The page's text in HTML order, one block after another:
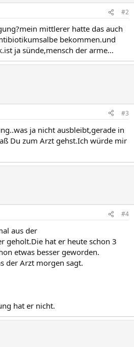
#2
mittlerer hatte das auch
bekommen.und
ja sünde,mensch der arme...
#3
ja nicht ausbleibt,gerade in
Du zum Arzt gehst.Ich würde mir
#4
aus der
geholt.Die hat er heute schon 3
etwas besser geworden.
der Arzt morgen sagt.
hat er nicht.